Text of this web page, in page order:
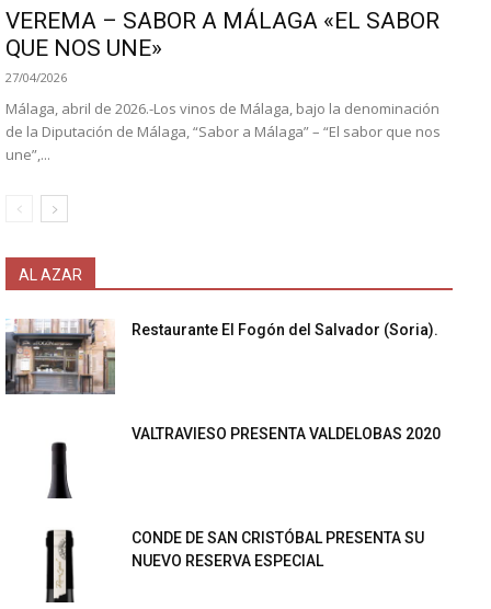
VEREMA – SABOR A MÁLAGA «EL SABOR
QUE NOS UNE»
27/04/2026
Málaga, abril de 2026.-Los vinos de Málaga, bajo la denominación
de la Diputación de Málaga, “Sabor a Málaga” – “El sabor que nos
une”,...
AL AZAR
Restaurante El Fogón del Salvador (Soria).
VALTRAVIESO PRESENTA VALDELOBAS 2020
CONDE DE SAN CRISTÓBAL PRESENTA SU
NUEVO RESERVA ESPECIAL